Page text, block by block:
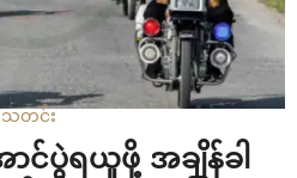
သတင်း
င်ပွဲရယူဖို့ အချိန်ခါ